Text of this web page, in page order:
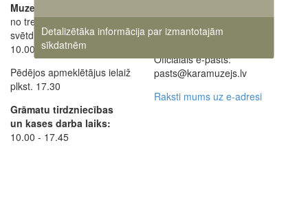
Muzejs atvērts:
no trešdienas līdz
svētdienai
10.00 - 18.00
Pēdējos apmeklētājus ielaiž
plkst. 17.30
Grāmatu tirdzniecības
un kases darba laiks:
10.00 - 17.45
Ekskursiju pieteikšana
+37128662648
Oficiālais e-pasts:
pasts@karamuzejs.lv
Raksti mums uz e-adresi
Detalizētāka informācija par izmantotajām
sīkdatnēm